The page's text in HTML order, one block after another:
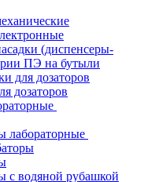
(диспенсеры-
ПЭ на бутыли
для дозаторов
дозаторов
лабораторные
с водяной рубашкой